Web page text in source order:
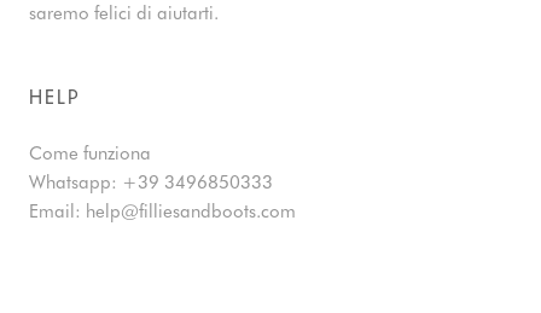
saremo felici di aiutarti.
HELP
Come funziona
Whatsapp: +39 3496850333
Email: help@filliesandboots.com